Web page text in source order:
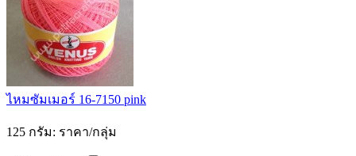
ไหมซัมเมอร์ 16-7150 pink
125 กรัม: ราคา/กลุ่ม